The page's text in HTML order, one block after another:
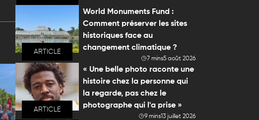
ARTICLE
World Monuments Fund :
Comment préserver les sites
historiques face au
changement climatique ?
7 mins5 août 2026
ARTICLE
« Une belle photo raconte une
histoire chez la personne qui
la regarde, pas chez le
photographe qui l'a prise »
9 mins13 juillet 2026